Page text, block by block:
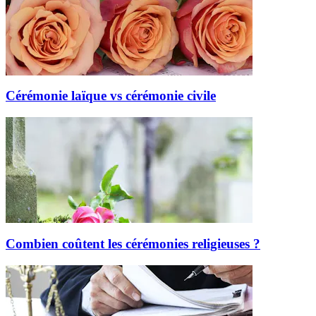
Cérémonie laïque vs cérémonie civile
Combien coûtent les cérémonies religieuses ?